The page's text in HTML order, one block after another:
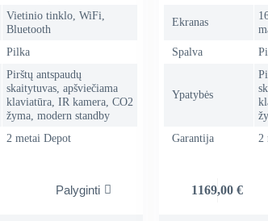
Vietinio tinklo, WiFi,
Bluetooth
Pilka
Pirštų antspaudų
skaitytuvas, apšviečiama
klaviatūra, IR kamera, CO2
žyma, modern standby
2 metai Depot
Palyginti
Ekranas
Spalva
Ypatybės
Garantija
2
1169,00€